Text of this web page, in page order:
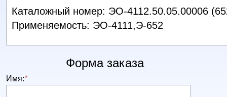
Каталожный номер: ЭО-4112.50.05.00006
Применяемость: ЭО-4111,Э-652
Форма заказа
Имя:*